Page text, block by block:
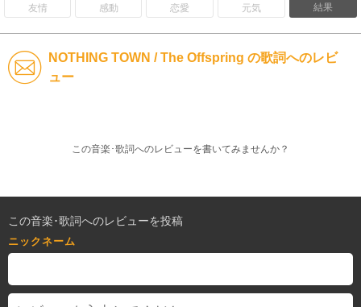
友情 感動 恋愛 元気 結果
NOTHING TOWN / The Offspring の歌詞へのレビ
ュー
この音楽･歌詞へのレビューを書いてみませんか？
この音楽･歌詞へのレビューを投稿
ニックネーム